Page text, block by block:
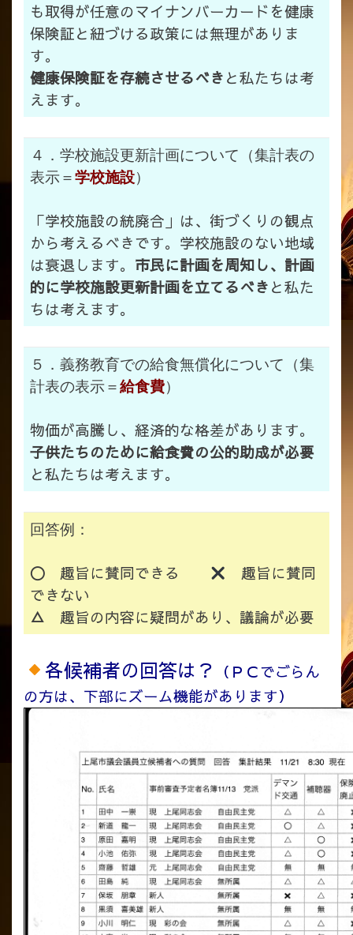
も取得が任意のマイナンバーカードを健康
保険証と紐づける政策には無理がありま
す。
健康保険証を存続させるべきと私たちは考
えます。
４．学校施設更新計画について（集計表の
表示＝学校施設）
「学校施設の統廃合」は、街づくりの観点
から考えるべきです。学校施設のない地域
は衰退します。 市民に計画を周知し、計画
的に学校施設更新計画を立てるべきと私た
ちは考えます。
５．義務教育での給食無償化について（集
計表の表示＝給食費）
物価が高騰し、経済的な格差があります。
子供たちのために給食費の公的助成が必要
と私たちは考えます。
回答例：
〇 趣旨に賛同できる
趣旨に賛同
できない
△ 趣旨の内容に疑問があり、議論が必要
各候補者の回答は？
（ＰＣでごらん
の方は、下部にズーム機能があります）